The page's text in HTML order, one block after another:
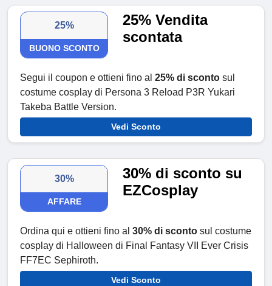
25%
BUONO SCONTO
25% Vendita
scontata
Segui il coupon e ottieni fino al 25% di sconto sul
costume cosplay di Persona 3 Reload P3R Yukari
Takeba Battle Version.
Vedi Sconto
30%
AFFARE
30% di sconto su
EZCosplay
Ordina qui e ottieni fino al 30% di sconto sul costume
cosplay di Halloween di Final Fantasy VII Ever Crisis
FF7EC Sephiroth.
Vedi Sconto